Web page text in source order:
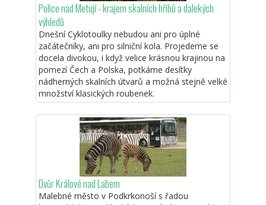
Police nad Metují - krajem skalních hřibů a dalekých
výhledů
Dnešní Cyklotoulky nebudou ani pro úplné
začátečníky, ani pro silniční kola. Projedeme se
docela divokou, i když velice krásnou krajinou na
pomezí Čech a Polska, potkáme desítky
nádherných skalních útvarů a možná stejně velké
množství klasických roubenek.
Dvůr Králové nad Labem
Malebné město v Podkrkonoší s řadou